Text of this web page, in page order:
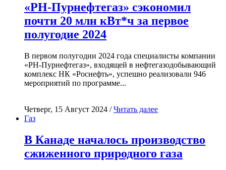
«РН-Пурнефтегаз» сэкономил
почти 20 млн кВт*ч за первое
полугодие 2024
В первом полугодии 2024 года специалисты компании
«РН-Пурнефтегаз», входящей в нефтегазодобывающий
комплекс НК «Роснефть», успешно реализовали 946
мероприятий по программе...
Четверг, 15 Август 2024 /Читать далее
Газ
В Канаде началось производство
сжиженного природного газа